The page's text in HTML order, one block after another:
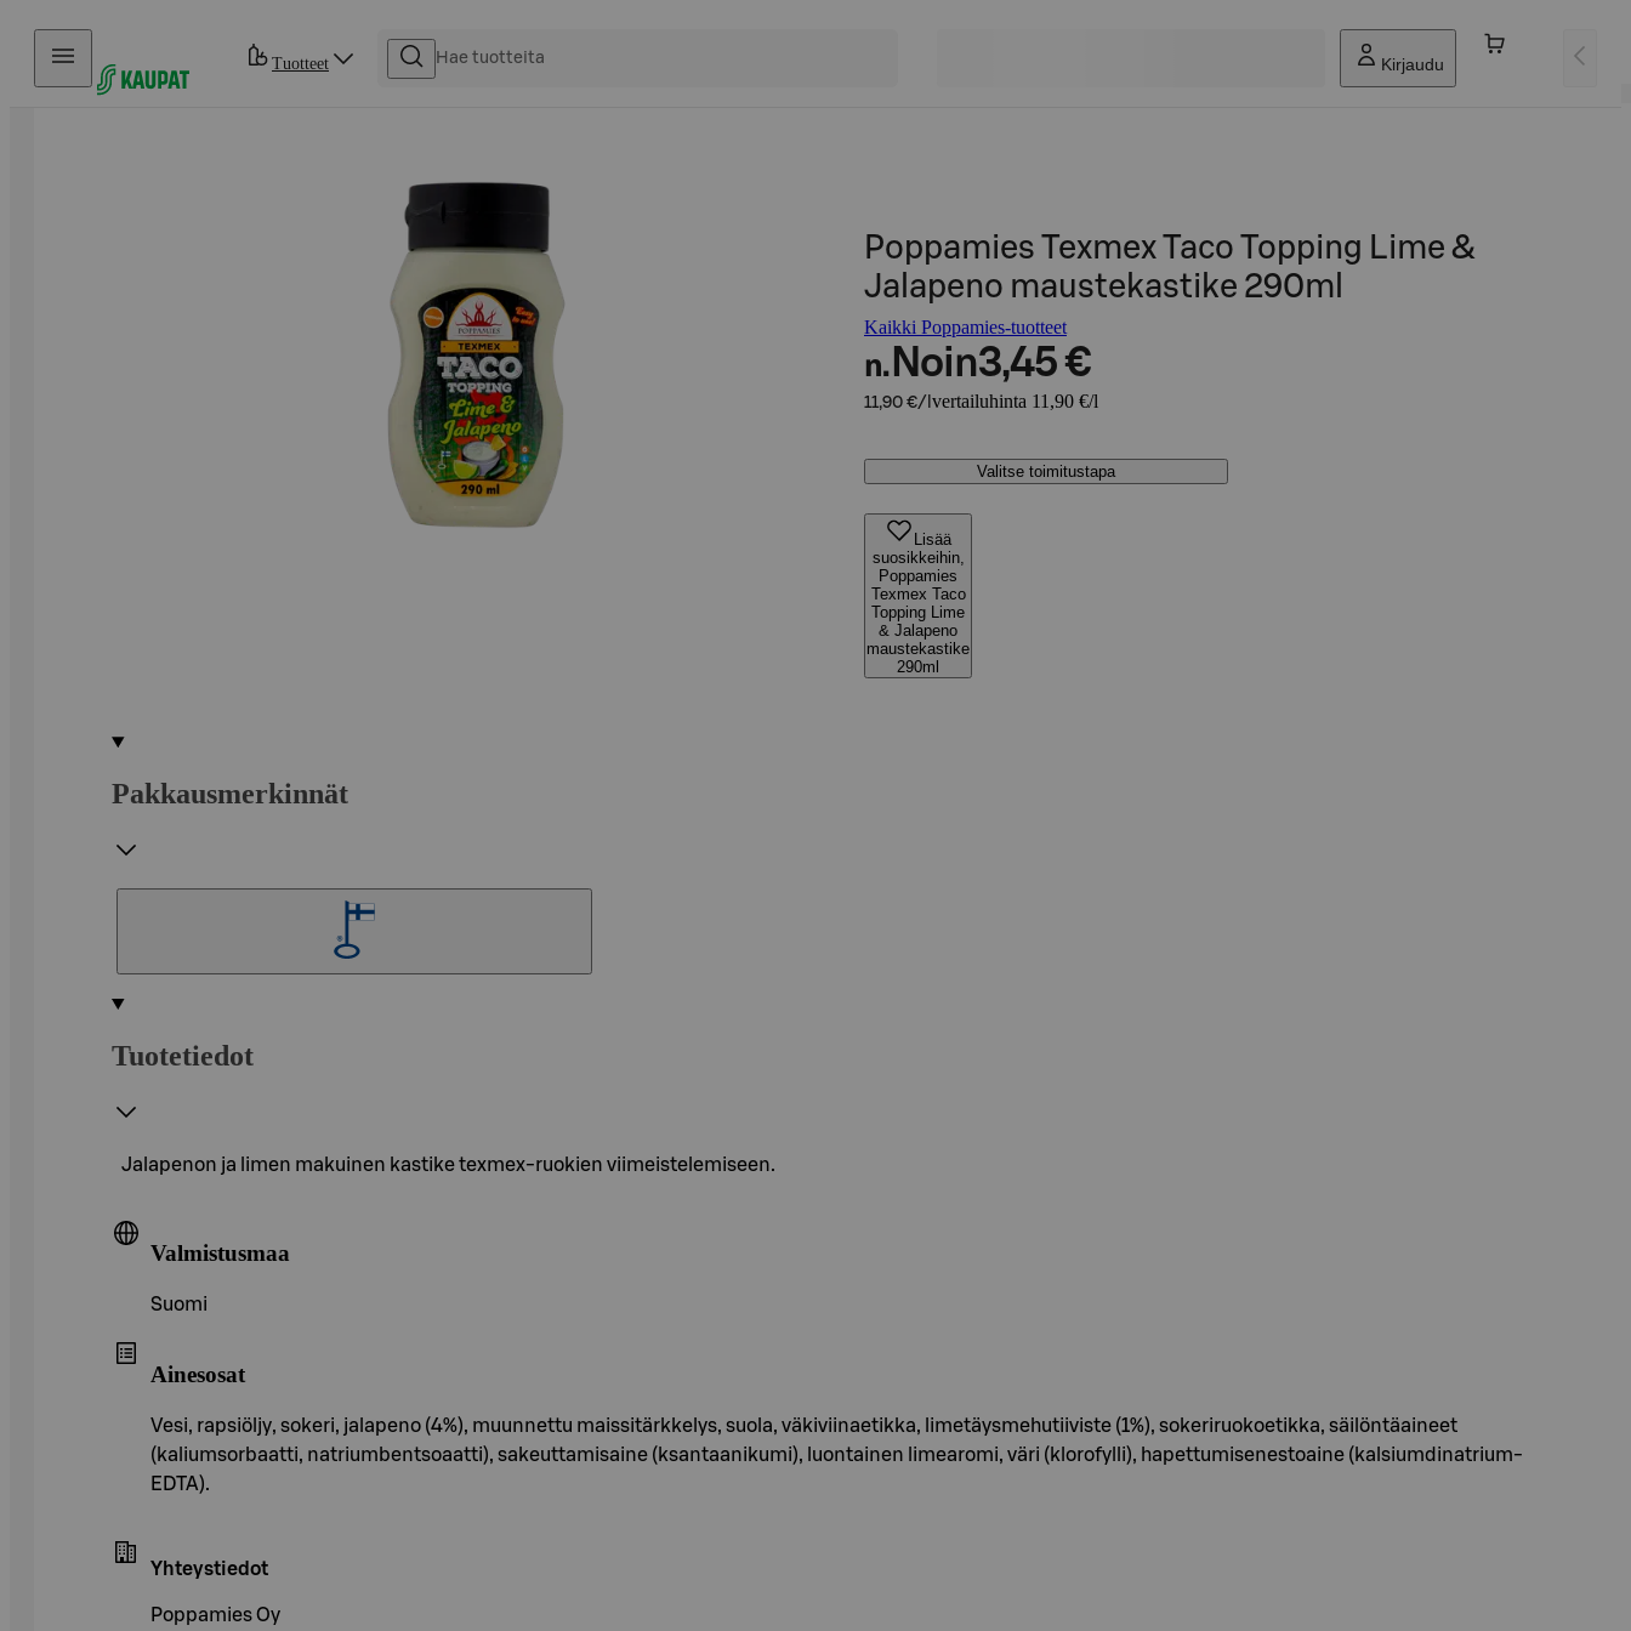
Hyppää sisältöön
Tuotteet Kirjaudu
Poppamies Texmex Taco Topping Lime &
Jalapeno maustekastike 290ml
Kaikki Poppamies-tuotteet
n. Noin3,45 €
11,90 €/l vertailuhinta 11,90 €/l
Valitse toimitustapa
Lisää
suosikkeihin,
Poppamies
Texmex Taco
Topping Lime
& Jalapeno
maustekastike
290ml
Pakkausmerkinnät
Tuotetiedot
Jalapenon ja limen makuinen kastike texmex-ruokien viimeistelemiseen.
Valmistusmaa
Suomi
Ainesosat
Vesi, rapsiöljy, sokeri, jalapeno (4%), muunnettu maissitärkkelys, suola, väkiviinaetikka, limetäysmehutiiviste (1%), sokeriruokoetikka, säilöntäaineet
(kaliumsorbaatti, natriumbentsoaatti), sakeuttamisaine (ksantaanikumi), luontainen limearomi, väri (klorofylli), hapettumisenestoaine (kalsiumdinatrium-
EDTA).
Yhteystiedot
Poppamies Oy